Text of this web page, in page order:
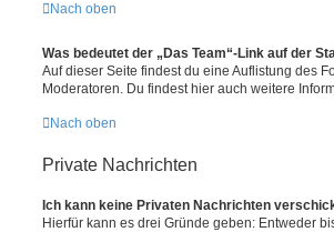
Nach oben
Was bedeutet der „Das Team“-Link auf der
Auf dieser Seite findest du eine Auflistung des
Moderatoren. Du findest hier auch weitere
Nach oben
Private Nachrichten
Ich kann keine Privaten Nachrichten
Hierfür kann es drei Gründe geben: Entweder